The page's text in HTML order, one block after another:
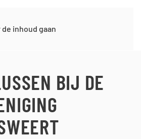
de inhoud gaan
BIJ DE